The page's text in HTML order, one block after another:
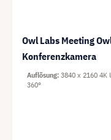
Owl Labs Meeting
Konferenzkamera
Auflösung 3840 x 2160 4K
360°